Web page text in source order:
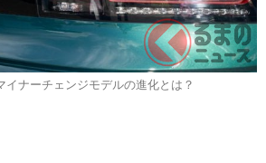
イナーチェンジモデルの進化とは？